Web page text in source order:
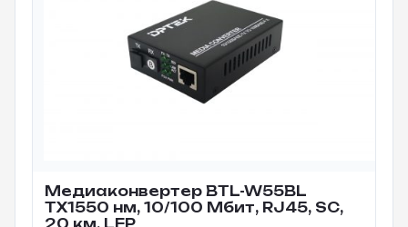
Медиаконвертер BTL-W55BL
TX1550 нм, 10/100 Мбит, RJ45, SC,